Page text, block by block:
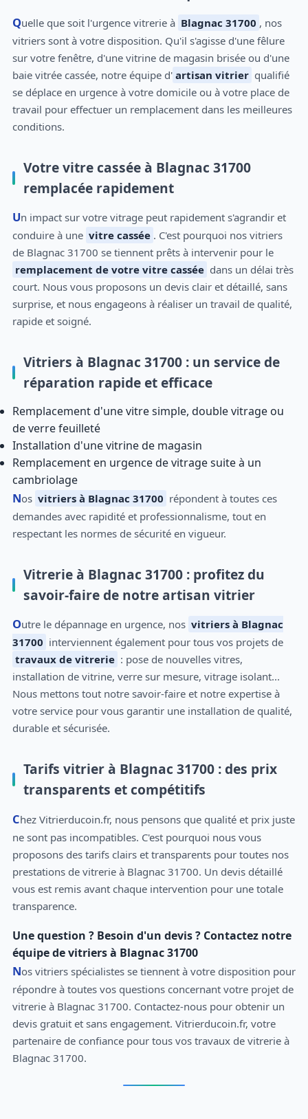
Quelle que soit l'urgence vitrerie à Blagnac 31700 , nos
vitriers sont à votre disposition. Qu'il s'agisse d'une fêlure
sur votre fenêtre, d'une vitrine de magasin brisée ou d'une
baie vitrée cassée, notre équipe d' artisan vitrier qualifié
se déplace en urgence à votre domicile ou à votre place de
travail pour effectuer un remplacement dans les meilleures
conditions.
Votre vitre cassée à Blagnac 31700
remplacée rapidement
Un impact sur votre vitrage peut rapidement s'agrandir et
conduire à une vitre cassée . C'est pourquoi nos vitriers
de Blagnac 31700 se tiennent prêts à intervenir pour le
remplacement de votre vitre cassée dans un délai très
court. Nous vous proposons un devis clair et détaillé, sans
surprise, et nous engageons à réaliser un travail de qualité,
rapide et soigné.
Vitriers à Blagnac 31700 : un service de
réparation rapide et efficace
Remplacement d'une vitre simple, double vitrage ou
de verre feuilleté
Installation d'une vitrine de magasin
Remplacement en urgence de vitrage suite à un
cambriolage
Nos vitriers à Blagnac 31700 répondent à toutes ces
demandes avec rapidité et professionnalisme, tout en
respectant les normes de sécurité en vigueur.
Vitrerie à Blagnac 31700 : profitez du
savoir-faire de notre artisan vitrier
Outre le dépannage en urgence, nos vitriers à Blagnac
31700 interviennent également pour tous vos projets de
travaux de vitrerie : pose de nouvelles vitres,
installation de vitrine, verre sur mesure, vitrage isolant...
Nous mettons tout notre savoir-faire et notre expertise à
votre service pour vous garantir une installation de qualité,
durable et sécurisée.
Tarifs vitrier à Blagnac 31700 : des prix
transparents et compétitifs
Chez Vitrierducoin.fr, nous pensons que qualité et prix juste
ne sont pas incompatibles. C'est pourquoi nous vous
proposons des tarifs clairs et transparents pour toutes nos
prestations de vitrerie à Blagnac 31700. Un devis détaillé
vous est remis avant chaque intervention pour une totale
transparence.
Une question ? Besoin d'un devis ? Contactez notre
équipe de vitriers à Blagnac 31700
Nos vitriers spécialistes se tiennent à votre disposition pour
répondre à toutes vos questions concernant votre projet de
vitrerie à Blagnac 31700. Contactez-nous pour obtenir un
devis gratuit et sans engagement. Vitrierducoin.fr, votre
partenaire de confiance pour tous vos travaux de vitrerie à
Blagnac 31700.